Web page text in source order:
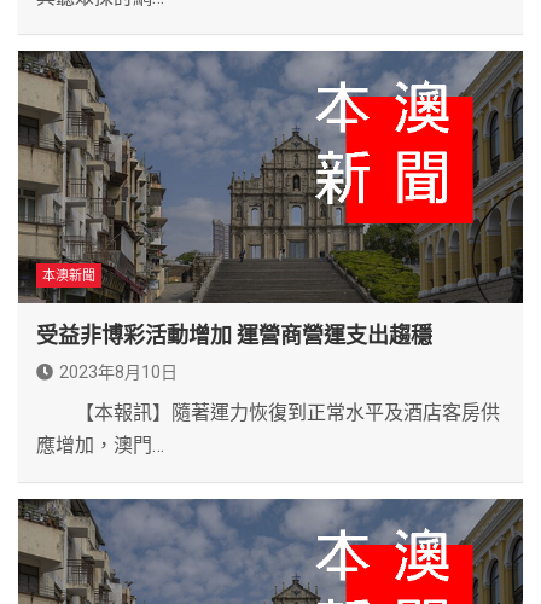
本澳新聞
受益非博彩活動增加 運營商營運支出趨穩
2023年8月10日
【本報訊】隨著運力恢復到正常水平及酒店客房供
應增加，澳門…